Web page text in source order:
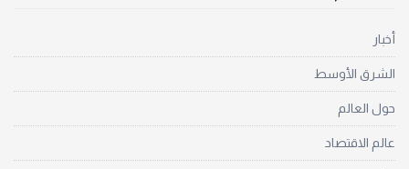
أخبار
الشرق الأوسط
حول العالم
عالم الاقتصاد